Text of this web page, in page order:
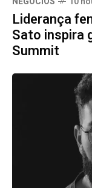
Liderança
Sato inspira
Summit